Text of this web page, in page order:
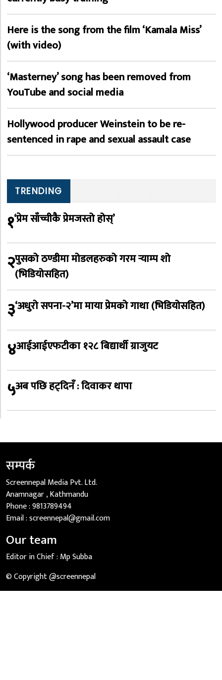
Here is the song from the film ‘Kamala Miss’
(with video)
‘Masterney’ song has been removed from
YouTube and social media
Hollywood producer Weinstein to be re-
sentenced in rape and sexual assault case
TRENDING
१‘प्रेम साँच्चीकै प्रेमजस्तो होस्’
२पुसको ठण्डीमा मोडलहरुको गरम र्‍याम्प शो
(भिडियोसहित)
३‘अधुरो सपना-२’मा माया प्रेमको गाथा (भिडियोसहित)
४आईआईएफटीका १२८ बिद्यार्थी ग्राजुयट
५अब पछि हट्दिनँ : दिवाकर थापा
सम्पर्क
Screennepal Media Pvt. Ltd.
Anamnagar , Kathmandu
Phone :9813789494
Email :screennepal@gmail.com
Our team
Editor in Chief : Mp Subba
© Copyright @screennepal